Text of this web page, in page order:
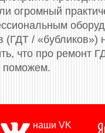
огромный
/ «бубликов»)
что про ремонт
поможем.
наши VK